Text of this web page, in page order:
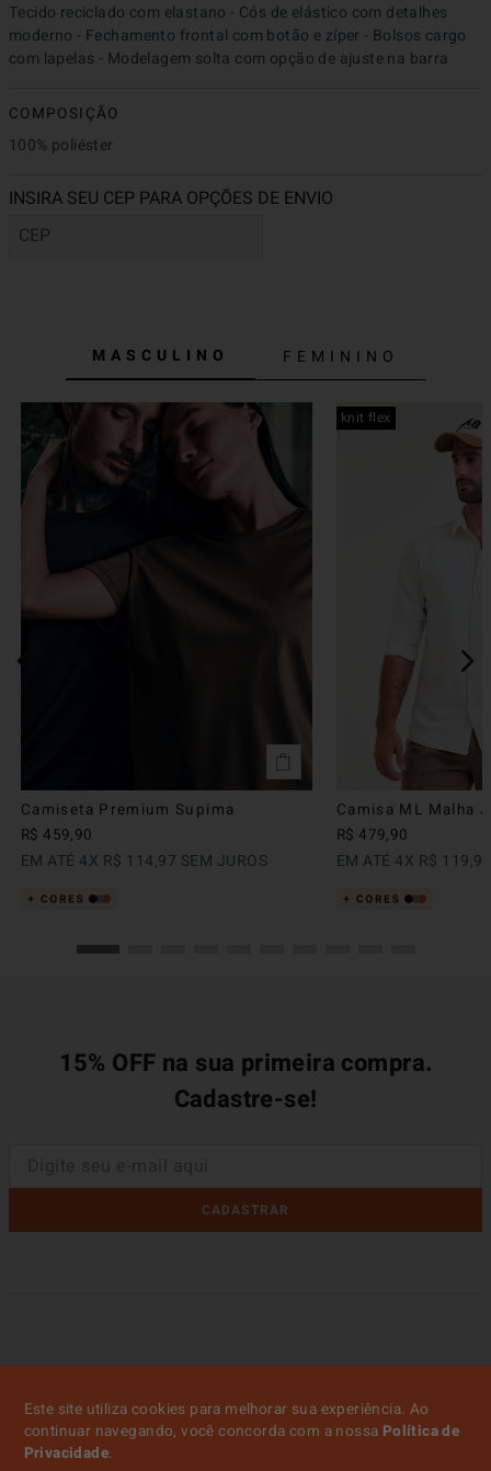
Tecido reciclado com elastano - Cós de elástico com detalhes
moderno - Fechamento frontal com botão e zíper - Bolsos cargo
com lapelas - Modelagem solta com opção de ajuste na barra
COMPOSIÇÃO
100% poliéster
MASCULINO FEMININO
Camiseta Premium Supima
R$ 459,90
EM ATÉ 4X R$ 114,97 SEM JUROS
knit flex
Camisa ML Malha
R$ 479,90
EM ATÉ 4X R$ 119,
15% OFF na sua primeira compra.
Cadastre-se!
CADASTRAR
Este site utiliza cookies para melhorar sua experiência. Ao
continuar navegando, você concorda com a nossa Política de
Privacidade.